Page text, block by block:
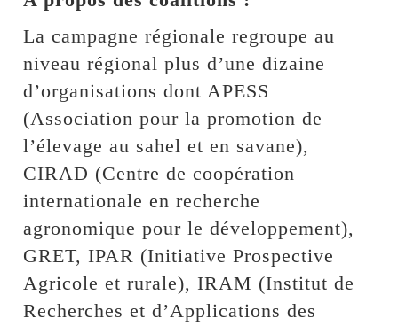
La campagne régionale regroupe au
niveau régional plus d’une dizaine
d’organisations dont APESS
(Association pour la promotion de
l’élevage au sahel et en savane),
CIRAD (Centre de coopération
internationale en recherche
agronomique pour le développement),
GRET, IPAR (Initiative Prospective
Agricole et rurale), IRAM (Institut de
Recherches et d’Applications des